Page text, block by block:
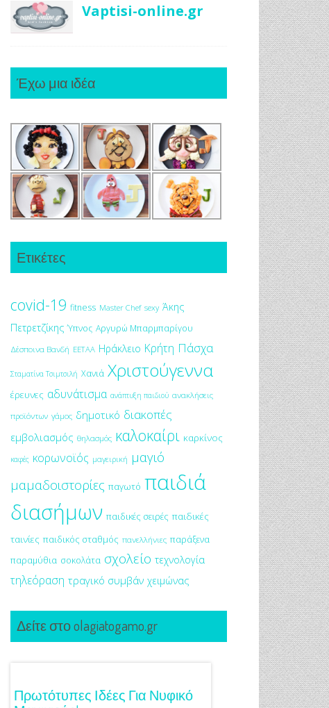
Vaptisi-online.gr
Έχω μια ιδέα
Ετικέτες
covid-19 fitness Master Chef sexy Άκης
Πετρετζίκης Ύπνος Αργυρώ Μπαρμπαρίγου
Δέσποινα Βανδή ΕΕΤΑΑ Ηράκλειο Κρήτη Πάσχα
Σταματίνα Τσιμτσιλή Χανιά Χριστούγεννα
έρευνες αδυνάτισμα ανάπτυξη παιδιού ανακλήσεις
προϊόντων γάμος δημοτικό διακοπές
εμβολιασμός θηλασμός καλοκαίρι καρκίνος
καφές κορωνοϊός μαγειρική μαγιό
μαμαδοιστορίες παγωτό παιδιά
διασήμων παιδικές σειρές παιδικές
ταινίες παιδικός σταθμός πανελλήνιες παράξενα
παραμύθια σοκολάτα σχολείο τεχνολογία
τηλεόραση τραγικό συμβάν χειμώνας
Δείτε στο olagiatogamo.gr
Πρωτότυπες Ιδέες Για Νυφικό
Γάμος Πάνος